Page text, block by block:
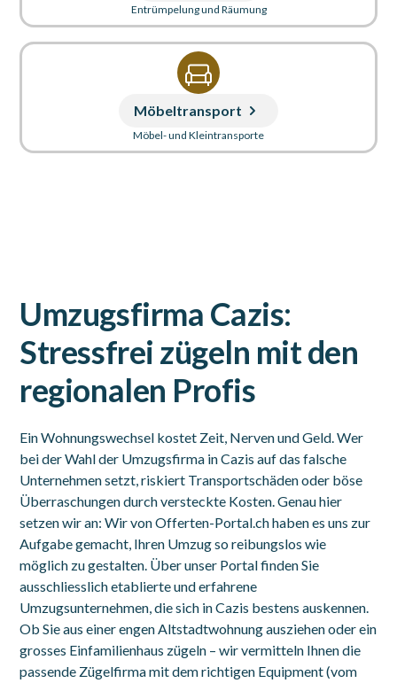
Entrümpelung und Räumung
Möbeltransport
Möbel- und Kleintransporte
Umzugsfirma Cazis:
Stressfrei zügeln mit den
regionalen Profis
Ein Wohnungswechsel kostet Zeit, Nerven und Geld. Wer
bei der Wahl der Umzugsfirma in Cazis auf das falsche
Unternehmen setzt, riskiert Transportschäden oder böse
Überraschungen durch versteckte Kosten. Genau hier
setzen wir an: Wir von Offerten-Portal.ch haben es uns zur
Aufgabe gemacht, Ihren Umzug so reibungslos wie
möglich zu gestalten. Über unser Portal finden Sie
ausschliesslich etablierte und erfahrene
Umzugsunternehmen, die sich in Cazis bestens auskennen.
Ob Sie aus einer engen Altstadtwohnung ausziehen oder ein
grosses Einfamilienhaus zügeln – wir vermitteln Ihnen die
passende Zügelfirma mit dem richtigen Equipment (vom